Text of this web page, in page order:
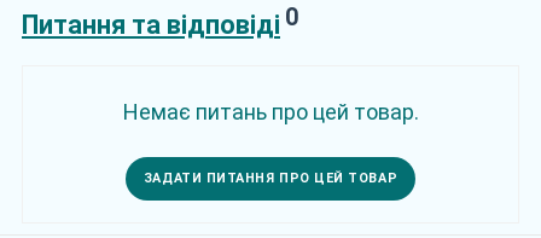
Питання та відповіді 0
Немає питань про цей товар.
ЗАДАТИ ПИТАННЯ ПРО ЦЕЙ ТОВАР